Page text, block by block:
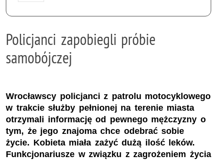
Policjanci zapobiegli próbie
samobójczej
Wrocławscy policjanci z patrolu motocyklowego
w trakcie służby pełnionej na terenie miasta
otrzymali informację od pewnego mężczyzny o
tym, że jego znajoma chce odebrać sobie
życie. Kobieta miała zażyć dużą ilość leków.
Funkcjonariusze w związku z zagrożeniem życia